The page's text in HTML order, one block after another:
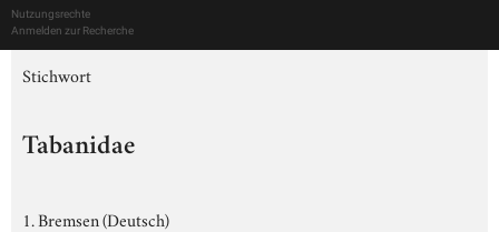
Nutzungsrechte
Anmelden zur Recherche
Stichwort
Tabanidae
1. Bremsen (Deutsch)